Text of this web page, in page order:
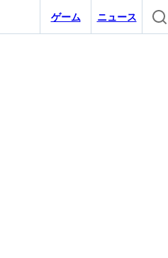
ゲーム ニュース